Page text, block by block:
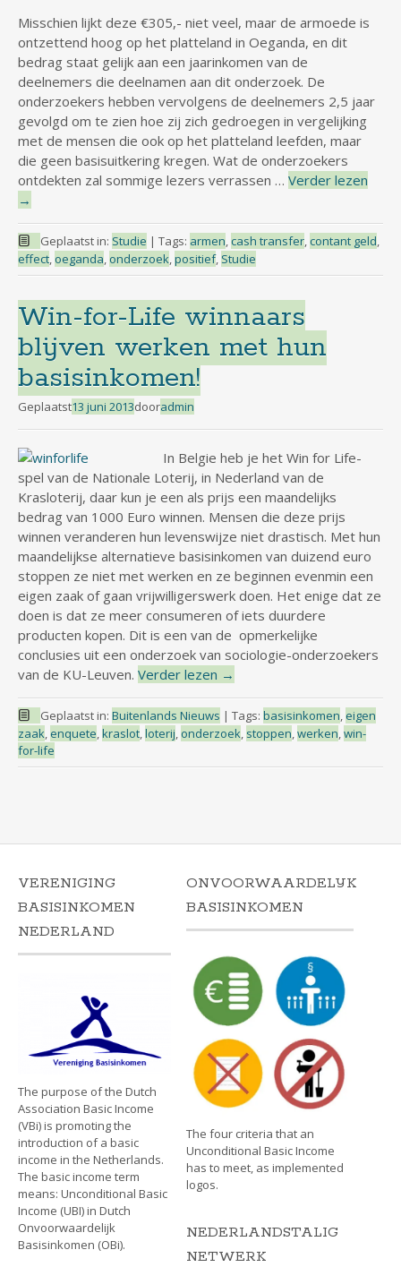
Misschien lijkt deze €305,- niet veel, maar de armoede is
ontzettend hoog op het platteland in Oeganda, en dit
bedrag staat gelijk aan een jaarinkomen van de
deelnemers die deelnamen aan dit onderzoek. De
onderzoekers hebben vervolgens de deelnemers 2,5 jaar
gevolgd om te zien hoe zij zich gedroegen in vergelijking
met de mensen die ook op het platteland leefden, maar
die geen basisuitkering kregen. Wat de onderzoekers
ontdekten zal sommige lezers verrassen … Verder lezen
→
Geplaatst in: Studie | Tags: armen,cash transfer,contant geld,
effect, oeganda, onderzoek,positief, Studie
Win-for-Life winnaars
blijven werken met hun
basisinkomen!
Geplaatst13 juni 2013dooradmin
In Belgie heb je het Win for Life-
spel van de Nationale Loterij, in Nederland van de
Krasloterij, daar kun je een als prijs een maandelijks
bedrag van 1000 Euro winnen. Mensen die deze prijs
winnen veranderen hun levenswijze niet drastisch. Met hun
maandelijkse alternatieve basisinkomen van duizend euro
stoppen ze niet met werken en ze beginnen evenmin een
eigen zaak of gaan vrijwilligerswerk doen. Het enige dat ze
doen is dat ze meer consumeren of iets duurdere
producten kopen. Dit is een van de opmerkelijke
conclusies uit een onderzoek van sociologie-onderzoekers
van de KU-Leuven. Verder lezen →
Geplaatst in: Buitenlands Nieuws | Tags: basisinkomen, eigen
zaak, enquete,kraslot,loterij, onderzoek, stoppen,werken,win-
for-life
VERENIGING
BASISINKOMEN
NEDERLAND
The purpose of the Dutch
Association Basic Income
(VBi) is promoting the
introduction of a basic
income in the Netherlands.
The basic income term
means: Unconditional Basic
Income (UBI) in Dutch
Onvoorwaardelijk
Basisinkomen (OBi).
ONVOORWAARDELIJK
BASISINKOMEN
The four criteria that an
Unconditional Basic Income
has to meet, as implemented
logos.
NEDERLANDSTALIG
NETWERK